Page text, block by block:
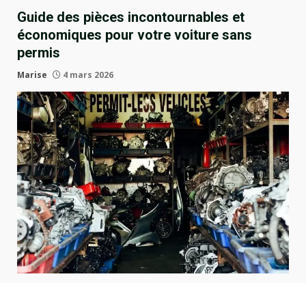
Guide des pièces incontournables et
économiques pour votre voiture sans
permis
Marise 4 mars 2026